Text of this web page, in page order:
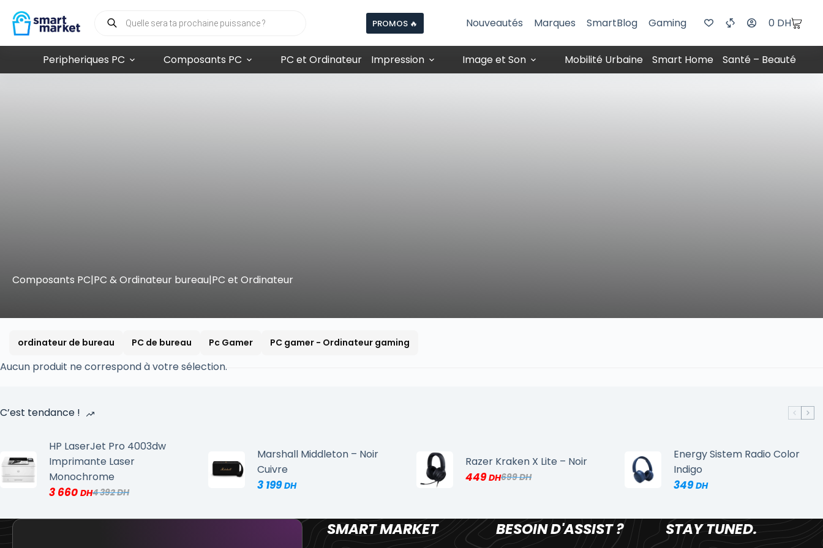
PROMOS 🔥 Nouveautés Marques SmartBlog Gaming 0 DH
Peripheriques PC Composants PC PC et Ordinateur Impression Image et Son Mobilité Urbaine Smart Home Santé – Beauté
Composants PC|PC & Ordinateur bureau|PC et Ordinateur
ordinateur de bureau PC de bureau Pc Gamer PC gamer - Ordinateur gaming
Aucun produit ne correspond à votre sélection.
C’est tendance !
HP LaserJet Pro 4003dw
Imprimante Laser
Monochrome
4 392
3 660
Marshall Middleton – Noir
Cuivre
3 199
Razer Kraken X Lite – Noir
699
449
Energy Sistem Radio Color
Indigo
349
SMART MARKET BESOIN D'ASSIST ? STAY TUNED.